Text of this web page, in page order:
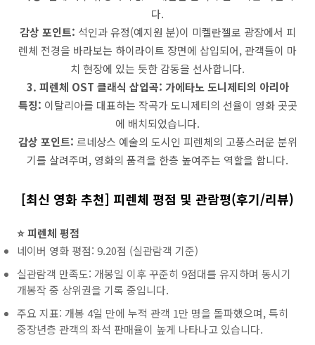
다.
감상 포인트: 석인과 유정(예지원 분)이 미켈란젤로 광장에서 피
렌체 전경을 바라보는 하이라이트 장면에 삽입되어, 관객들이 마
치 현장에 있는 듯한 감동을 선사합니다.
3. 피렌체 OST 클래식 삽입곡: 가에타노 도니제티의 아리아
특징: 이탈리아를 대표하는 작곡가 도니제티의 선율이 영화 곳곳
에 배치되었습니다.
감상 포인트: 르네상스 예술의 도시인 피렌체의 고풍스러운 분위
기를 살려주며, 영화의 품격을 한층 높여주는 역할을 합니다.
[최신 영화 추천] 피렌체 평점 및 관람평(후기/리뷰)
⭐ 피렌체 평점
네이버 영화 평점: 9.20점 (실관람객 기준)
실관람객 만족도: 개봉일 이후 꾸준히 9점대를 유지하며 동시기
개봉작 중 상위권을 기록 중입니다.
주요 지표: 개봉 4일 만에 누적 관객 1만 명을 돌파했으며, 특히
중장년층 관객의 좌석 판매율이 높게 나타나고 있습니다.